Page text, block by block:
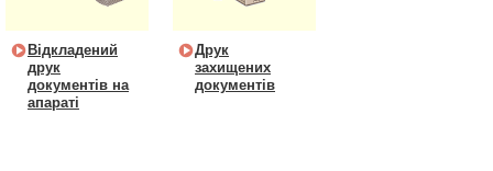
Відкладений
друк
документів на
апараті
Друк
захищених
документів